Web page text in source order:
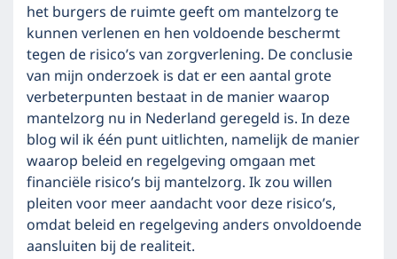
het burgers de ruimte geeft om mantelzorg te
kunnen verlenen en hen voldoende beschermt
tegen de risico’s van zorgverlening. De conclusie
van mijn onderzoek is dat er een aantal grote
verbeterpunten bestaat in de manier waarop
mantelzorg nu in Nederland geregeld is. In deze
blog wil ik één punt uitlichten, namelijk de manier
waarop beleid en regelgeving omgaan met
financiële risico’s bij mantelzorg. Ik zou willen
pleiten voor meer aandacht voor deze risico’s,
omdat beleid en regelgeving anders onvoldoende
aansluiten bij de realiteit.